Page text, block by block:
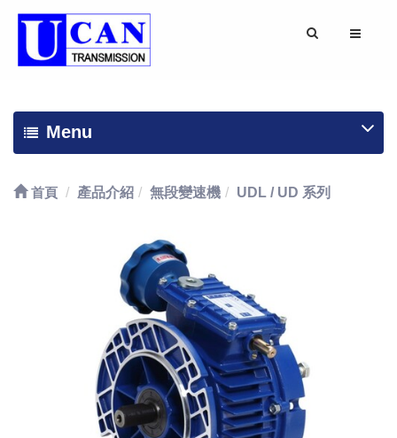
Menu
首頁 產品介紹 無段變速機 UDL / UD 系列